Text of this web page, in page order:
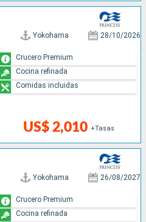
Yokohama 28/10/2026
US$ 2,010 +Tasas
Crucero Premium
Cocina refinada
Comidas incluidas
Yokohama 26/08/2027
Crucero Premium
Cocina refinada